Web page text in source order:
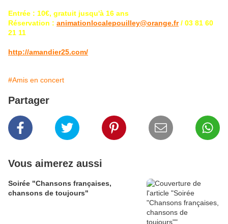
Entrée : 10€, gratuit jusqu'à 16 ans
Réservation : animationlocalepouilley@orange.fr / 03 81 60
21 11
http://amandier25.com/
#Amis en concert
Partager
Vous aimerez aussi
Soirée "Chansons françaises,
chansons de toujours"